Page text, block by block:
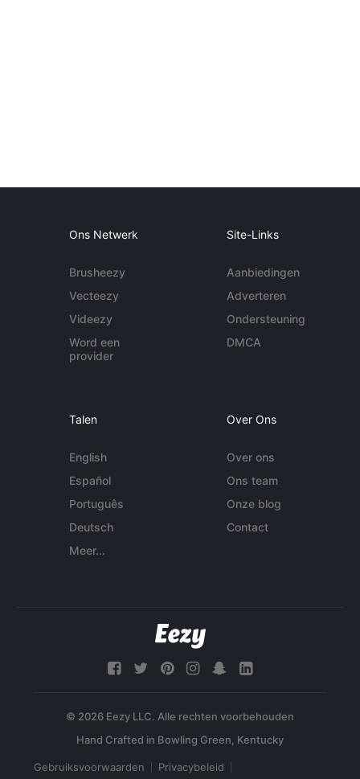
Ons Netwerk
Brusheezy
Vecteezy
Videezy
Word een
provider
Site-Links
Aanbiedingen
Adverteren
Ondersteuning
DMCA
Talen
English
Español
Português
Deutsch
Meer...
Over Ons
Over ons
Ons team
Onze blog
Contact
© 2026 Eezy LLC. Alle rechten voorbehouden
Gebruiksvoorwaarden Privacybeleid